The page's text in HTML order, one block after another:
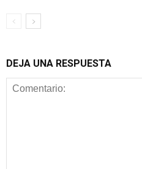
DEJA UNA RESPUESTA